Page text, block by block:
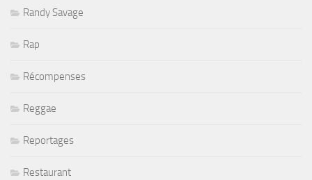
Randy Savage
Rap
Récompenses
Reggae
Reportages
Restaurant